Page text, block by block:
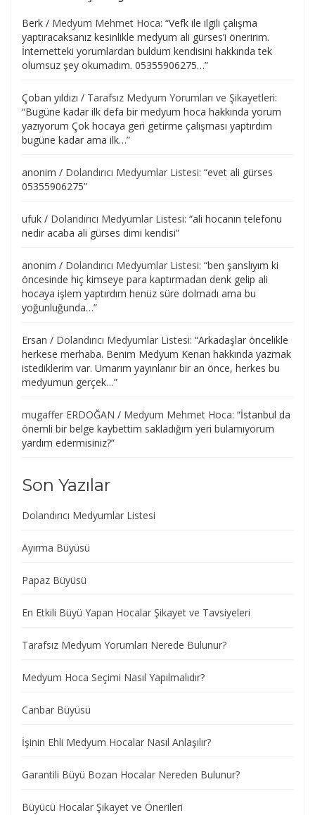
Berk / Medyum Mehmet Hoca: “Vefk ile ilgili çalışma
yaptıracaksanız kesinlikle medyum ali gürses’i öneririm.
İnternetteki yorumlardan buldum kendisini hakkında tek
olumsuz şey okumadım. 05355906275…”
Çoban yıldızı / Tarafsız Medyum Yorumları ve Şikayetleri:
“Bugüne kadar ilk defa bir medyum hoca hakkında yorum
yazıyorum Çok hocaya geri getirme çalışması yaptırdım
bugüne kadar ama ilk…”
anonim / Dolandırıcı Medyumlar Listesi: “evet ali gürses
05355906275”
ufuk / Dolandırıcı Medyumlar Listesi: “ali hocanın telefonu
nedir acaba ali gürses dimi kendisi”
anonim / Dolandırıcı Medyumlar Listesi: “ben şanslıyım ki
öncesinde hiç kimseye para kaptırmadan denk gelip ali
hocaya işlem yaptırdım henüz süre dolmadı ama bu
yoğunluğunda…”
Ersan / Dolandırıcı Medyumlar Listesi: “Arkadaşlar öncelikle
herkese merhaba. Benim Medyum Kenan hakkında yazmak
istediklerim var. Umarım yayınlanır bir an önce, herkes bu
medyumun gerçek…”
mugaffer ERDOĞAN / Medyum Mehmet Hoca: “İstanbul da
önemli bir belge kaybettim sakladığım yeri bulamıyorum
yardım edermisiniz?”
Son Yazılar
Dolandırıcı Medyumlar Listesi
Ayırma Büyüsü
Papaz Büyüsü
En Etkili Büyü Yapan Hocalar Şikayet ve Tavsiyeleri
Tarafsız Medyum Yorumları Nerede Bulunur?
Medyum Hoca Seçimi Nasıl Yapılmalıdır?
Canbar Büyüsü
İşinin Ehli Medyum Hocalar Nasıl Anlaşılır?
Garantili Büyü Bozan Hocalar Nereden Bulunur?
Büyücü Hocalar Şikayet ve Önerileri